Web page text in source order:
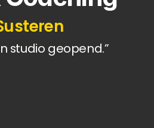
studio geopend.”